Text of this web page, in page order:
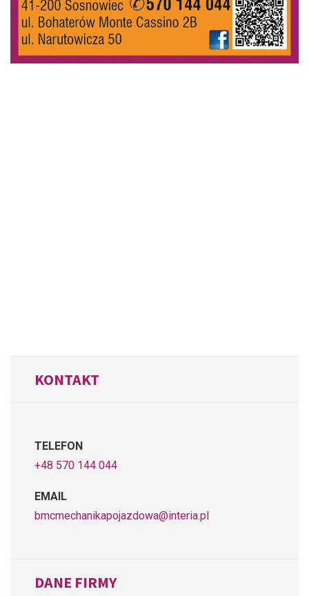
KONTAKT
TELEFON
+48 570 144 044
EMAIL
bmcmechanikapojazdowa@interia.pl
DANE FIRMY